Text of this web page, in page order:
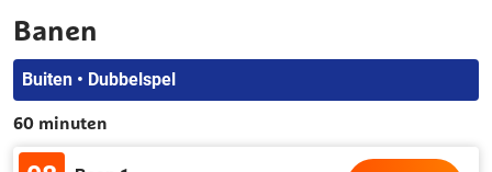
Banen
Buiten • Dubbelspel
60 minuten